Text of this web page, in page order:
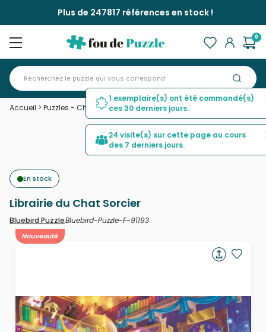
Plus de 247817 références en stock !
0
Accueil > Puzzles - Chats>Librairie du Chat Sorcier
En stock
Librairie du Chat Sorcier
Bluebird PuzzleBluebird-Puzzle-F-91193
Nouveauté
1 exemplaire(s) ont été commandé(s)
ces 30 derniers jours.
24 visite(s) sur cette page au cours
des 7 derniers jours.